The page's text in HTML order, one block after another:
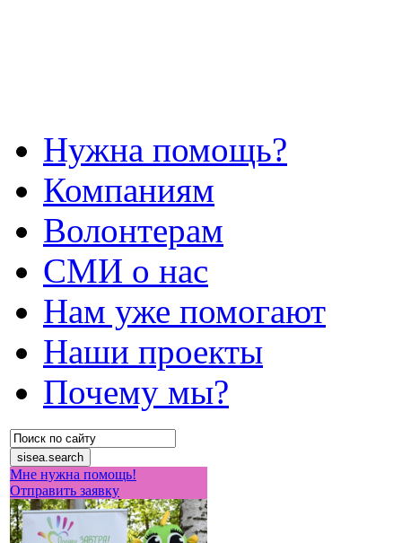
Нужна помощь?
Компаниям
Волонтерам
СМИ о нас
Нам уже помогают
Наши проекты
Почему мы?
Мне нужна помощь!
Отправить заявку